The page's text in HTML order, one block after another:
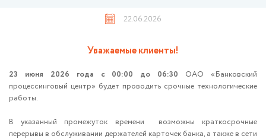
22.06.2026
Уважаемые клиенты!
23 июня 2026 года с 00:00 до 06:30 ОАО «Банковский
процессинговый центр» будет проводить срочные технологические
работы.
В указанный промежуток времени возможны краткосрочные
перерывы в обслуживании держателей карточек банка, а также в сети